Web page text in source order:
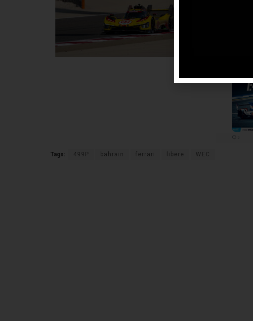
Tags: 499P bahrain ferrari libere WEC